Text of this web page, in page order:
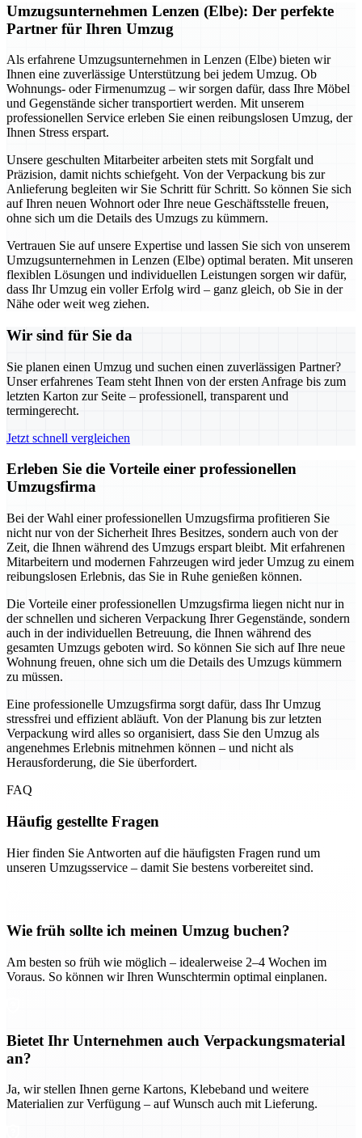
Umzugsunternehmen Lenzen (Elbe): Der perfekte
Partner für Ihren Umzug
Als erfahrene Umzugsunternehmen in Lenzen (Elbe) bieten wir
Ihnen eine zuverlässige Unterstützung bei jedem Umzug. Ob
Wohnungs- oder Firmenumzug – wir sorgen dafür, dass Ihre Möbel
und Gegenstände sicher transportiert werden. Mit unserem
professionellen Service erleben Sie einen reibungslosen Umzug, der
Ihnen Stress erspart.
Unsere geschulten Mitarbeiter arbeiten stets mit Sorgfalt und
Präzision, damit nichts schiefgeht. Von der Verpackung bis zur
Anlieferung begleiten wir Sie Schritt für Schritt. So können Sie sich
auf Ihren neuen Wohnort oder Ihre neue Geschäftsstelle freuen,
ohne sich um die Details des Umzugs zu kümmern.
Vertrauen Sie auf unsere Expertise und lassen Sie sich von unserem
Umzugsunternehmen in Lenzen (Elbe) optimal beraten. Mit unseren
flexiblen Lösungen und individuellen Leistungen sorgen wir dafür,
dass Ihr Umzug ein voller Erfolg wird – ganz gleich, ob Sie in der
Nähe oder weit weg ziehen.
Wir sind für Sie da
Sie planen einen Umzug und suchen einen zuverlässigen Partner?
Unser erfahrenes Team steht Ihnen von der ersten Anfrage bis zum
letzten Karton zur Seite – professionell, transparent und
termingerecht.
Jetzt schnell vergleichen
Erleben Sie die Vorteile einer professionellen
Umzugsfirma
Bei der Wahl einer professionellen Umzugsfirma profitieren Sie
nicht nur von der Sicherheit Ihres Besitzes, sondern auch von der
Zeit, die Ihnen während des Umzugs erspart bleibt. Mit erfahrenen
Mitarbeitern und modernen Fahrzeugen wird jeder Umzug zu einem
reibungslosen Erlebnis, das Sie in Ruhe genießen können.
Die Vorteile einer professionellen Umzugsfirma liegen nicht nur in
der schnellen und sicheren Verpackung Ihrer Gegenstände, sondern
auch in der individuellen Betreuung, die Ihnen während des
gesamten Umzugs geboten wird. So können Sie sich auf Ihre neue
Wohnung freuen, ohne sich um die Details des Umzugs kümmern
zu müssen.
Eine professionelle Umzugsfirma sorgt dafür, dass Ihr Umzug
stressfrei und effizient abläuft. Von der Planung bis zur letzten
Verpackung wird alles so organisiert, dass Sie den Umzug als
angenehmes Erlebnis mitnehmen können – und nicht als
Herausforderung, die Sie überfordert.
FAQ
Häufig gestellte Fragen
Hier finden Sie Antworten auf die häufigsten Fragen rund um
unseren Umzugsservice – damit Sie bestens vorbereitet sind.
Wie früh sollte ich meinen Umzug buchen?
Am besten so früh wie möglich – idealerweise 2–4 Wochen im
Voraus. So können wir Ihren Wunschtermin optimal einplanen.
Bietet Ihr Unternehmen auch Verpackungsmaterial
an?
Ja, wir stellen Ihnen gerne Kartons, Klebeband und weitere
Materialien zur Verfügung – auf Wunsch auch mit Lieferung.